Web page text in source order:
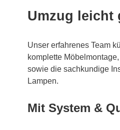
Umzug leicht
Unser erfahrenes Team
komplette
sowie die sachkundige
Lampen.
Mit System &